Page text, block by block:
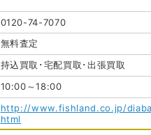
0120-74-7070
無料査定
持込買取･宅配買取･出張買取
10:00～18:00
http://www.fishland.co.jp/
html